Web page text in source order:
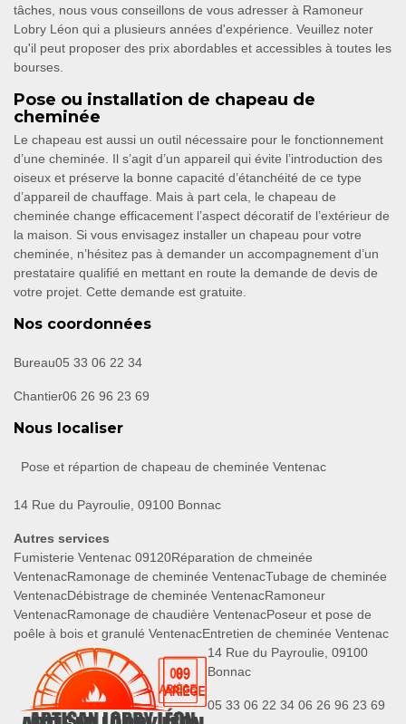
tâches, nous vous conseillons de vous adresser à Ramoneur
Lobry Léon qui a plusieurs années d'expérience. Veuillez noter
qu'il peut proposer des prix abordables et accessibles à toutes les
bourses.
Pose ou installation de chapeau de
cheminée
Le chapeau est aussi un outil nécessaire pour le fonctionnement
d’une cheminée. Il s’agit d’un appareil qui évite l’introduction des
oiseux et préserve la bonne capacité d’étanchéité de ce type
d’appareil de chauffage. Mais à part cela, le chapeau de
cheminée change efficacement l’aspect décoratif de l’extérieur de
la maison. Si vous envisagez installer un chapeau pour votre
cheminée, n’hésitez pas à demander un accompagnement d’un
prestataire qualifié en mettant en route la demande de devis de
votre projet. Cette demande est gratuite.
Nos coordonnées
Bureau05 33 06 22 34
Chantier06 26 96 23 69
Nous localiser
Pose et répartion de chapeau de cheminée Ventenac
14 Rue du Payroulie, 09100 Bonnac
Autres services
Fumisterie Ventenac 09120Réparation de chmeinée
VentenacRamonage de cheminée VentenacTubage de cheminée
VentenacDébistrage de cheminée VentenacRamoneur
VentenacRamonage de chaudière VentenacPoseur et pose de
poêle à bois et granulé VentenacEntretien de cheminée Ventenac
14 Rue du Payroulie, 09100
Bonnac
05 33 06 22 34 06 26 96 23 69